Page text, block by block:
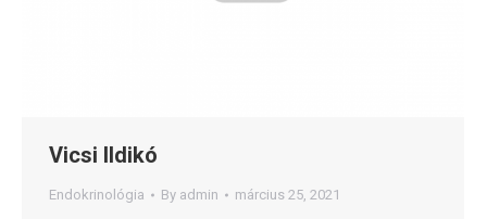
Vicsi Ildikó
Endokrinológia By admin március 25, 2021